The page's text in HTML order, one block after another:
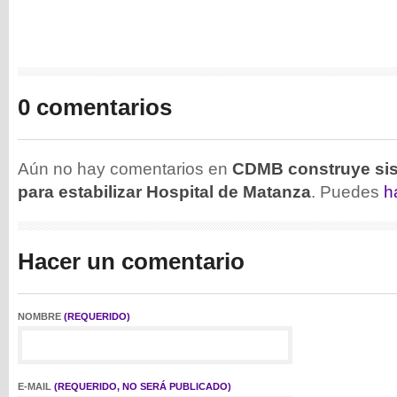
0 comentarios
Aún no hay comentarios en CDMB construye
para estabilizar Hospital de Matanza. Puedes
Hacer un comentario
NOMBRE (REQUERIDO)
E-MAIL (REQUERIDO, NO SERÁ PUBLICADO)